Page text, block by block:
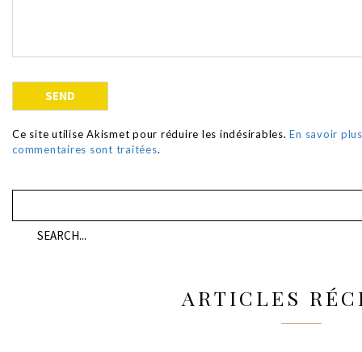
Ce site utilise Akismet pour réduire les indésirables.En savoir
commentaires sont traitées.
ARTICLES